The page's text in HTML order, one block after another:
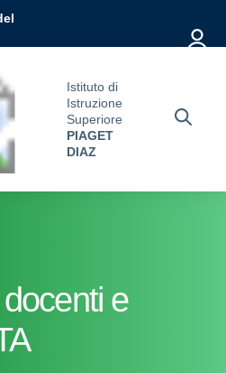
Istituto di
Istruzione
Superiore
PIAGET
DIAZ
e